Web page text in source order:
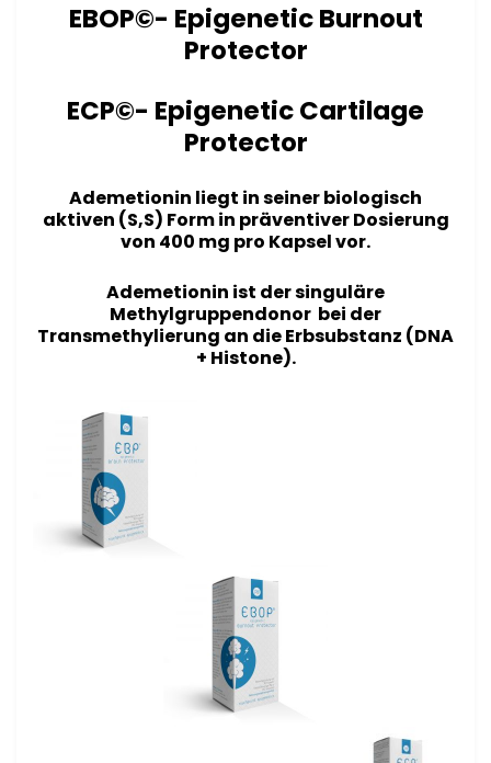
EBOP©- Epigenetic Burnout
Protector
ECP©- Epigenetic Cartilage
Protector
Ademetionin liegt in seiner biologisch
aktiven (S,S) Form in präventiver Dosierung
von 400 mg pro Kapselvor.
Ademetionin ist der singuläre
Methylgruppendonor bei der
Transmethylierung an die Erbsubstanz (DNA
+ Histone).